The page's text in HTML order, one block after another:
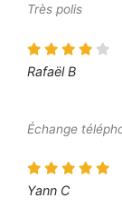
Très polis
Rafaël B
Échange
Yann C